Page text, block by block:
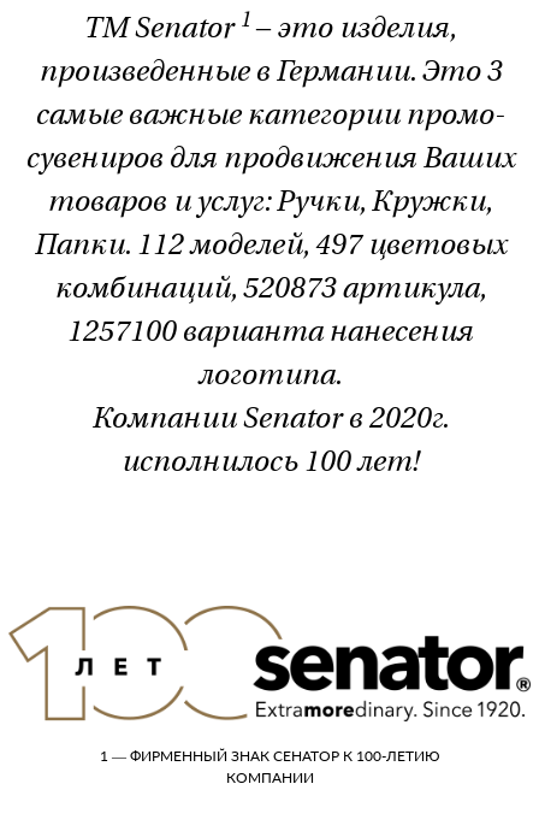
ТМ Senator 1 – это изделия,
произведенные в Германии. Это 3
самые важные категории промо-
сувениров для продвижения Ваших
товаров и услуг: Ручки, Кружки,
Папки. 112 моделей, 497 цветовых
комбинаций, 520873 артикула,
1257100 варианта нанесения
логотипа.
Компании Senator в 2020г.
исполнилось 100 лет!
1 — ФИРМЕННЫЙ ЗНАК СЕНАТОР К 100-ЛЕТИЮ
КОМПАНИИ